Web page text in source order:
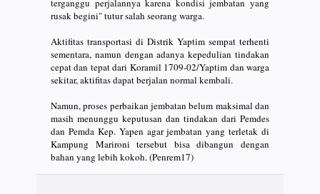
terganggu perjalannya karena kondisi jembatan yang
rusak begini" tutur salah seorang warga.
Aktifitas transportasi di Distrik Yaptim sempat terhenti
sementara, namun dengan adanya kepedulian tindakan
cepat dan tepat dari Koramil 1709-02/Yaptim dan warga
sekitar, aktifitas dapat berjalan normal kembali.
Namun, proses perbaikan jembatan belum maksimal dan
masih menunggu keputusan dan tindakan dari Pemdes
dan Pemda Kep. Yapen agar jembatan yang terletak di
Kampung Marironi tersebut bisa dibangun dengan
bahan yang lebih kokoh. (Penrem17)